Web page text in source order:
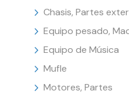
Chasis, Partes
Equipo pesado,
Equipo de Música
Mufle
Motores, Partes